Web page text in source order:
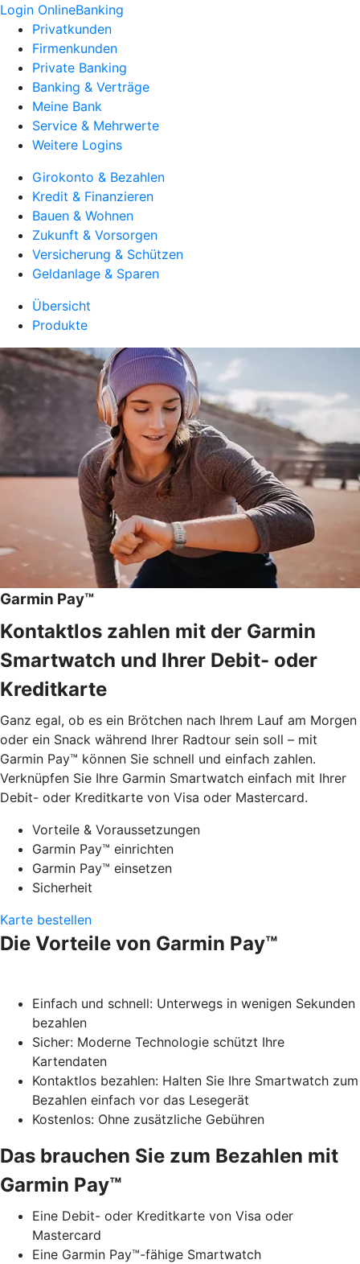
Login OnlineBanking
Privatkunden
Firmenkunden
Private Banking
Banking & Verträge
Meine Bank
Service & Mehrwerte
Weitere Logins
Girokonto & Bezahlen
Kredit & Finanzieren
Bauen & Wohnen
Zukunft & Vorsorgen
Versicherung & Schützen
Geldanlage & Sparen
Übersicht
Produkte
Garmin Pay™
Kontaktlos zahlen mit der Garmin
Smartwatch und Ihrer Debit- oder
Kreditkarte
Ganz egal, ob es ein Brötchen nach Ihrem Lauf am Morgen
oder ein Snack während Ihrer Radtour sein soll – mit
Garmin Pay™ können Sie schnell und einfach zahlen.
Verknüpfen Sie Ihre Garmin Smartwatch einfach mit Ihrer
Debit- oder Kreditkarte von Visa oder Mastercard.
Vorteile & Voraussetzungen
Garmin Pay™ einrichten
Garmin Pay™ einsetzen
Sicherheit
Karte bestellen
Die Vorteile von Garmin Pay™
Einfach und schnell: Unterwegs in wenigen Sekunden
bezahlen
Sicher: Moderne Technologie schützt Ihre
Kartendaten
Kontaktlos bezahlen: Halten Sie Ihre Smartwatch zum
Bezahlen einfach vor das Lesegerät
Kostenlos: Ohne zusätzliche Gebühren
Das brauchen Sie zum Bezahlen mit
Garmin Pay™
Eine Debit- oder Kreditkarte von Visa oder
Mastercard
Eine Garmin Pay™-fähige Smartwatch